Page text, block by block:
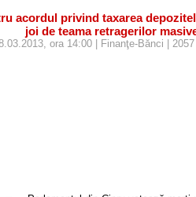
acordul privind taxarea
joi de teama retragerilor
ora 14:00 | Finanţe-Bănci |